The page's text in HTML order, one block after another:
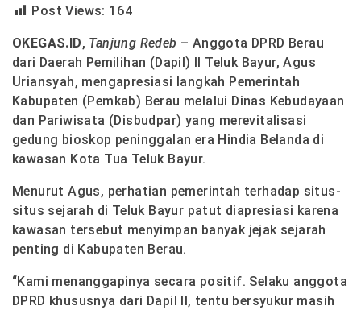
Post Views: 164
OKEGAS.ID, Tanjung Redeb – Anggota DPRD Berau
dari Daerah Pemilihan (Dapil) II Teluk Bayur, Agus
Uriansyah, mengapresiasi langkah Pemerintah
Kabupaten (Pemkab) Berau melalui Dinas Kebudayaan
dan Pariwisata (Disbudpar) yang merevitalisasi
gedung bioskop peninggalan era Hindia Belanda di
kawasan Kota Tua Teluk Bayur.
Menurut Agus, perhatian pemerintah terhadap situs-
situs sejarah di Teluk Bayur patut diapresiasi karena
kawasan tersebut menyimpan banyak jejak sejarah
penting di Kabupaten Berau.
“Kami menanggapinya secara positif. Selaku anggota
DPRD khususnya dari Dapil II, tentu bersyukur masih